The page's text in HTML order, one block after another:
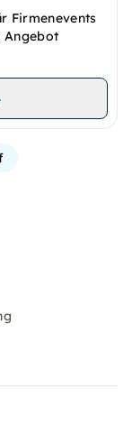
Firmenevents
Angebot